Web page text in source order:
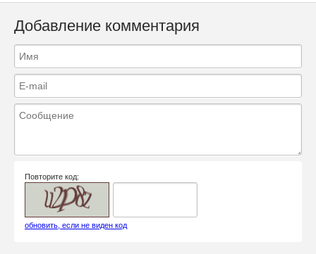
Добавление комментария
Повторите код:
обновить, если не виден код